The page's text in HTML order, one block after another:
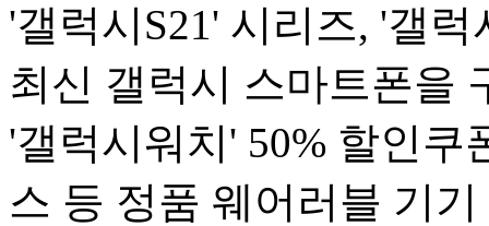
'갤럭시S21' 시리즈, '갤
최신 갤럭시 스마트폰을
'갤럭시워치' 50% 할인쿠
스 등 정품 웨어러블 기